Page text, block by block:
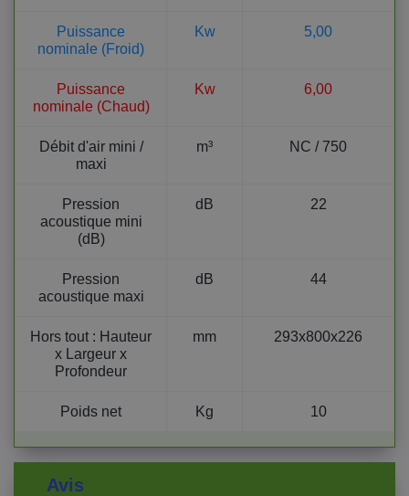
Puissance
nominale (Froid)
Kw 5,00
Puissance
nominale (Chaud)
Kw 6,00
Débit d'air mini /
maxi
m³ NC / 750
Pression
acoustique mini
(dB)
dB 22
Pression
acoustique maxi
dB 44
Hors tout : Hauteur
x Largeur x
Profondeur
mm 293x800x226
Poids net Kg 10
Avis